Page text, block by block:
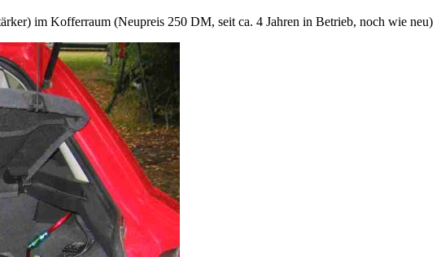
im Kofferraum (Neupreis 250 DM, seit ca. 4 Jahren in Betrieb, noch wie neu)